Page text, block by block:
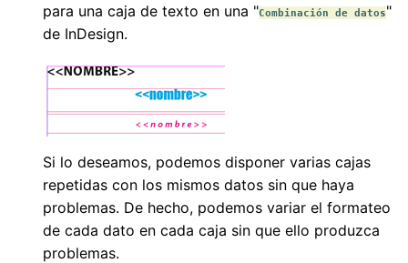
para una caja de texto en una "Combinación de datos"
de InDesign.
Si lo deseamos, podemos disponer varias cajas
repetidas con los mismos datos sin que haya
problemas. De hecho, podemos variar el formateo
de cada dato en cada caja sin que ello produzca
problemas.